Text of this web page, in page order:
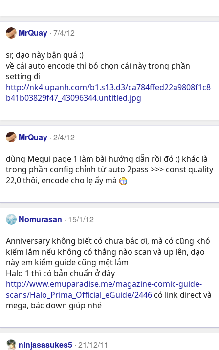
MrQuay 7/4/12
sr, dạo này bận quá :)
về cái auto encode thì bỏ chọn cái này trong phần
setting đi
http://nk4.upanh.com/b1.s13.d3/ca784ffed22a9808f1c8
b41b03829f47_43096344.untitled.jpg
MrQuay 2/4/12
dùng Megui page 1 làm bài hướng dẫn rồi đó :) khác là
trong phần config chỉnh từ auto 2pass >>> const quality
22,0 thôi, encode cho lẹ ấy mà
Nomurasan 15/1/12
Anniversary không biết có chưa bác ơi, mà có cũng khó
kiếm lắm nếu không có thằng nào scan và up lên, dạo
này em kiếm guide cũng mệt lắm
Halo 1 thì có bản chuẩn ở đây
http://www.emuparadise.me/magazine-comic-guide-
scans/Halo_Prima_Official_eGuide/2446có link direct và
mega, bác down giúp nhé
ninjasasukes5 21/12/11